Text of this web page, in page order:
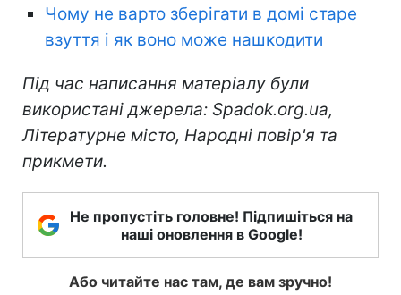
Чому не варто зберігати в домі старе
взуття і як воно може нашкодити
Під час написання матеріалу були
використані джерела: Spadok.org.ua,
Літературне місто, Народні повір'я та
прикмети.
Не пропустіть головне! Підпишіться на
наші оновлення в Google!
Або читайте нас там, де вам зручно!